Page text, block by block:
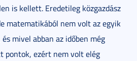
is kellett. Eredetileg közgazdász
matematikából nem volt az egyik
mivel abban az időben még
pontok, ezért nem volt elég